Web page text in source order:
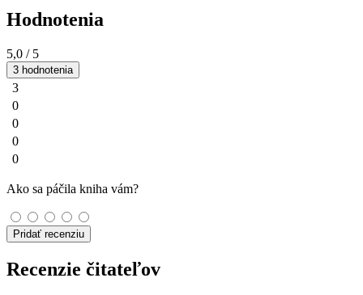
Hodnotenia
5,0 / 5
3 hodnotenia
3
0
0
0
0
Ako sa páčila kniha vám?
Pridať recenziu
Recenzie čitateľov